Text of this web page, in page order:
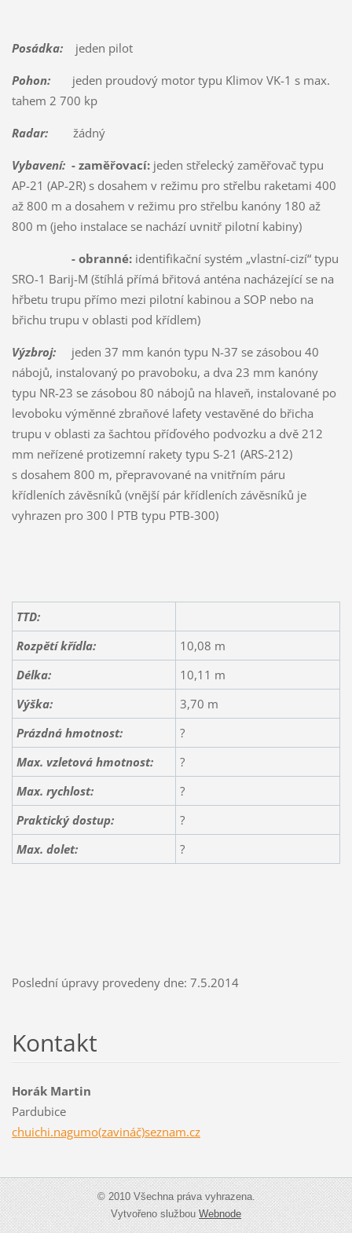
Posádka:jeden pilot
Pohon:jeden proudový motor typu Klimov VK-1 s max.
tahem 2 700 kp
Radar:žádný
Vybavení: - zaměřovací: jeden střelecký zaměřovač typu
AP-21 (AP-2R) s dosahem v režimu pro střelbu raketami 400
až 800 m a dosahem v režimu pro střelbu kanóny 180 až
800 m (jeho instalace se nachází uvnitř pilotní kabiny)
- obranné:identifikační systém „vlastní-cizí“ typu
SRO-1 Barij-M (štíhlá přímá břitová anténa nacházející se na
hřbetu trupu přímo mezi pilotní kabinou a SOP nebo na
břichu trupu v oblasti pod křídlem)
Výzbroj:jeden 37 mm kanón typu N-37 se zásobou 40
nábojů, instalovaný po pravoboku, a dva 23 mm kanóny
typu NR-23 se zásobou 80 nábojů na hlaveň, instalované po
levoboku výměnné zbraňové lafety vestavěné do břicha
trupu v oblasti za šachtou příďového podvozku a dvě 212
mm neřízené protizemní rakety typu S-21 (ARS-212)
s dosahem 800 m, přepravované na vnitřním páru
křídleních závěsníků (vnější pár křídleních závěsníků je
vyhrazen pro 300 l PTB typu PTB-300)
TTD:
Rozpětí křídla:
10,08 m
Délka:
10,11 m
Výška:
3,70 m
Prázdná hmotnost:
?
Max. vzletová hmotnost:
?
Max. rychlost:
?
Praktický dostup:
?
Max. dolet:
?
Poslední úpravy provedeny dne: 7.5.2014
Kontakt
Horák Martin
Pardubice
chuichi.nagumo(zavináč)seznam.cz
© 2010 Všechna práva vyhrazena.
Vytvořeno službouWebnode